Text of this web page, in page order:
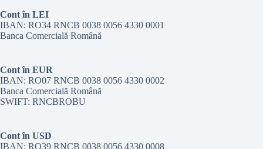
Cont în LEI
IBAN: RO34 RNCB 0038 0056 4330 0001
Banca Comercială Română
Cont în EUR
IBAN: RO07 RNCB 0038 0056 4330 0002
Banca Comercială Română
SWIFT: RNCBROBU
Cont în USD
IBAN: RO39 RNCB 0038 0056 4330 0008